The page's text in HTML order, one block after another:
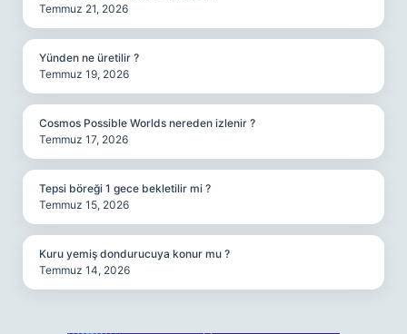
Temmuz 21, 2026
Yünden ne üretilir ?
Temmuz 19, 2026
Cosmos Possible Worlds nereden izlenir ?
Temmuz 17, 2026
Tepsi böreği 1 gece bekletilir mi ?
Temmuz 15, 2026
Kuru yemiş dondurucuya konur mu ?
Temmuz 14, 2026